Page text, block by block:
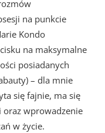
na punkcie
Kondo
na maksymalne
posiadanych
– dla mnie
się fajnie, ma się
oraz wprowadzenie
w życie.